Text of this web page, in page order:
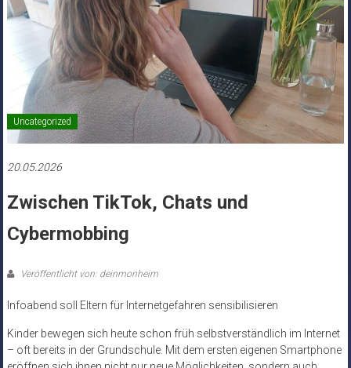
Uncategorized
20.05.2026
Zwischen TikTok, Chats und
Cybermobbing
Veröffentlicht von: deinmonheim
Infoabend soll Eltern für Internetgefahren sensibilisieren
Kinder bewegen sich heute schon früh selbstverständlich im Internet
– oft bereits in der Grundschule. Mit dem ersten eigenen Smartphone